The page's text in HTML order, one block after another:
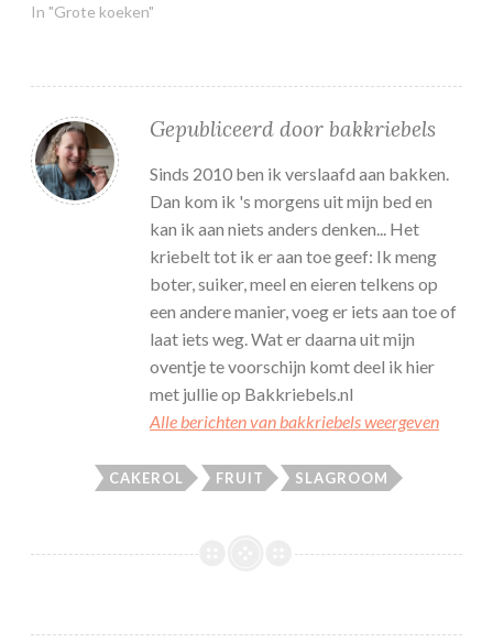
In "Grote koeken"
Gepubliceerd door bakkriebels
Sinds 2010 ben ik verslaafd aan bakken.
Dan kom ik 's morgens uit mijn bed en
kan ik aan niets anders denken... Het
kriebelt tot ik er aan toe geef: Ik meng
boter, suiker, meel en eieren telkens op
een andere manier, voeg er iets aan toe of
laat iets weg. Wat er daarna uit mijn
oventje te voorschijn komt deel ik hier
met jullie op Bakkriebels.nl
Alle berichten van bakkriebels weergeven
CAKEROL FRUIT SLAGROOM